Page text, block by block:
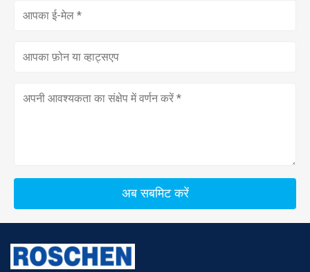
अब सबमिट करें